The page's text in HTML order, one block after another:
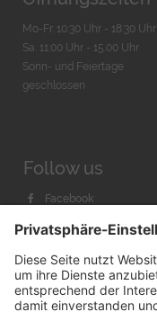
Mo-Fr. 10:30 Uhr - 18:30 Uhr
Sa. 11:00 Uhr - 15.00 Uhr
Sonn- und Feiertage
geschlossen
Follow us
Facebook
Youtube